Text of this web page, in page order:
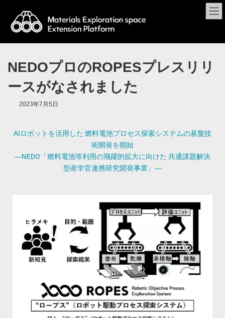
NEDOプロのROPESプレスリリ
ースがなされました
2023年7月5日
AIロボットを活用した 燃料電池プロセス探索システムの基盤技
術開発を開始
―NEDO「燃料電池等利用の飛躍的拡大に向けた 共通課題解決
型産学官連携研究開発事業」―